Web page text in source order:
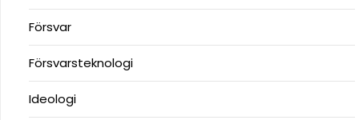
Försvar
Försvarsteknologi
Ideologi